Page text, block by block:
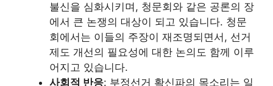
불신을 심화시키며, 청문회와 같은 공론의 장
에서 큰 논쟁의 대상이 되고 있습니다. 청문
회에서는 이들의 주장이 재조명되면서, 선거
제도 개선의 필요성에 대한 논의도 함께 이루
어지고 있습니다.
사회적 반응: 부정선거 확신파의 목소리는 일